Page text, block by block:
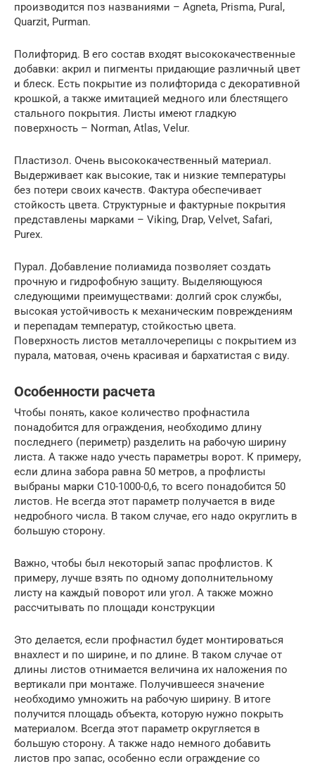
производится поз названиями – Agneta, Prisma, Pural,
Quarzit, Purman.
Полифторид. В его состав входят высококачественные
добавки: акрил и пигменты придающие различный цвет
и блеск. Есть покрытие из полифторида с декоративной
крошкой, а также имитацией медного или блестящего
стального покрытия. Листы имеют гладкую
поверхность – Norman, Atlas, Velur.
Пластизол. Очень высококачественный материал.
Выдерживает как высокие, так и низкие температуры
без потери своих качеств. Фактура обеспечивает
стойкость цвета. Структурные и фактурные покрытия
представлены марками – Viking, Drap, Velvet, Safari,
Purex.
Пурал. Добавление полиамида позволяет создать
прочную и гидрофобную защиту. Выделяющуюся
следующими преимуществами: долгий срок службы,
высокая устойчивость к механическим повреждениям
и перепадам температур, стойкостью цвета.
Поверхность листов металлочерепицы с покрытием из
пурала, матовая, очень красивая и бархатистая с виду.
Особенности расчета
Чтобы понять, какое количество профнастила
понадобится для ограждения, необходимо длину
последнего (периметр) разделить на рабочую ширину
листа. А также надо учесть параметры ворот. К примеру,
если длина забора равна 50 метров, а профлисты
выбраны марки С10-1000-0,6, то всего понадобится 50
листов. Не всегда этот параметр получается в виде
недробного числа. В таком случае, его надо округлить в
большую сторону.
Важно, чтобы был некоторый запас профлистов. К
примеру, лучше взять по одному дополнительному
листу на каждый поворот или угол. А также можно
рассчитывать по площади конструкции
Это делается, если профнастил будет монтироваться
внахлест и по ширине, и по длине. В таком случае от
длины листов отнимается величина их наложения по
вертикали при монтаже. Получившееся значение
необходимо умножить на рабочую ширину. В итоге
получится площадь объекта, которую нужно покрыть
материалом. Всегда этот параметр округляется в
большую сторону. А также надо немного добавить
листов про запас, особенно если ограждение со